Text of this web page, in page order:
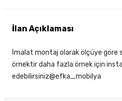
İlan Açıklaması
İmalat montaj olarak ölçüye göre
örnektir daha fazla örnek için
edebilirsiniz@efka_mobilya